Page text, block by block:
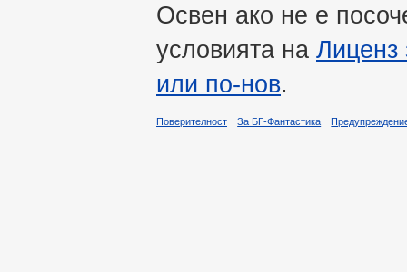
Освен ако не е
условията на Лиценз
или по-нов.
Поверителност За БГ-Фантастика